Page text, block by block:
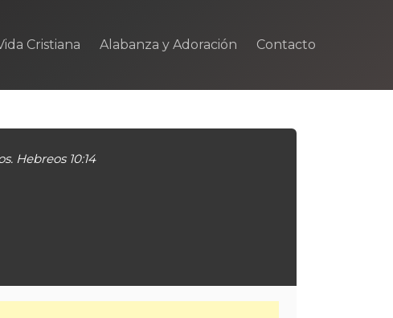
Cristiana Alabanza y Adoración Contacto
Hebreos 10:14